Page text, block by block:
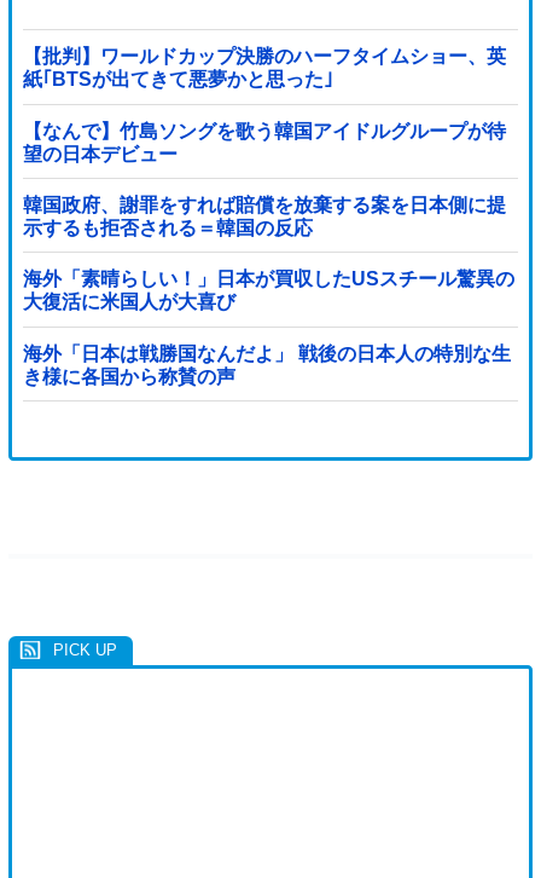
【批判】ワールドカップ決勝のハーフタイムショー、英
紙｢BTSが出てきて悪夢かと思った｣
【なんで】竹島ソングを歌う韓国アイドルグループが待
望の日本デビュー
韓国政府、謝罪をすれば賠償を放棄する案を日本側に提
示するも拒否される＝韓国の反応
海外「素晴らしい！」日本が買収したUSスチール驚異の
大復活に米国人が大喜び
海外「日本は戦勝国なんだよ」 戦後の日本人の特別な生
き様に各国から称賛の声